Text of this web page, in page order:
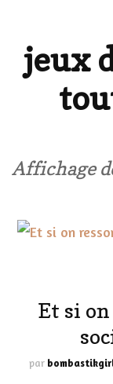
jeux
Affichage
Et si
par